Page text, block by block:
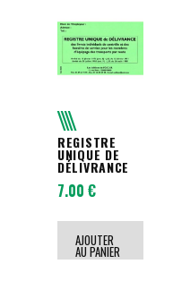
REGISTRE
UNIQUE DE
DÉLIVRANCE
7.00 €
AJOUTER
AU PANIER